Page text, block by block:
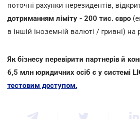
поточні рахунки нерезидентів,
дотриманням ліміту - 200 тис. євро
в іншій іноземній валюті / гривні) на
Як бізнесу перевірити партнерів й
6,5 млн юридичних осіб є у системі
тестовим доступом.